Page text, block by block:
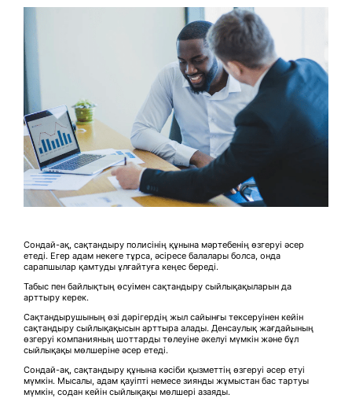
Сондай-ақ, сақтандыру полисінің құнына мәртебенің өзгеруі әсер
етеді. Егер адам некеге тұрса, әсіресе балалары болса, онда
сарапшылар қамтуды ұлғайтуға кеңес береді.
Табыс пен байлықтың өсуімен сақтандыру сыйлықақыларын да
арттыру керек.
Сақтандырушының өзі дәрігердің жыл сайынғы тексеруінен кейін
сақтандыру сыйлықақысын арттыра алады. Денсаулық жағдайының
өзгеруі компанияның шоттарды төлеуіне әкелуі мүмкін және бұл
сыйлықақы мөлшеріне әсер етеді.
Сондай-ақ, сақтандыру құнына кәсіби қызметтің өзгеруі әсер етуі
мүмкін. Мысалы, адам қауіпті немесе зиянды жұмыстан бас тартуы
мүмкін, содан кейін сыйлықақы мөлшері азаяды.